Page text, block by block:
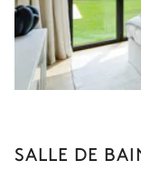
SALLE DE